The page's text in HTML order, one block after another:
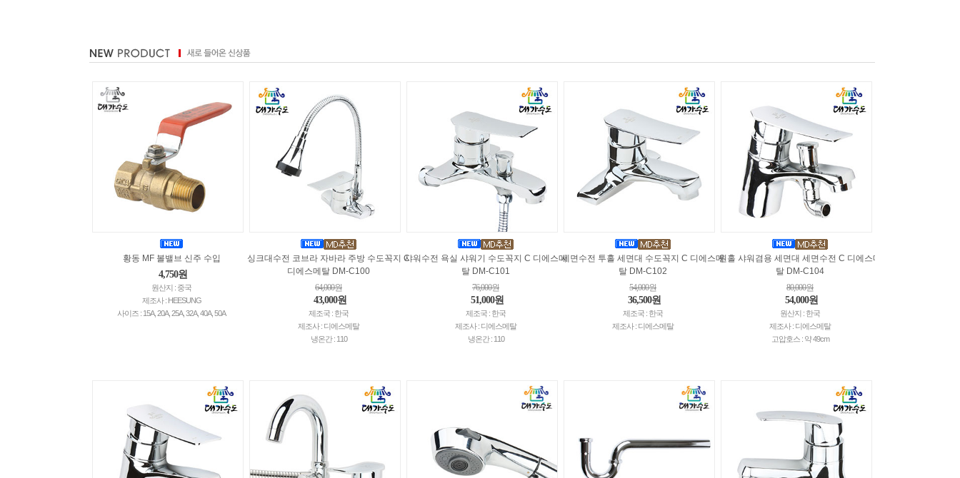
황동 MF 볼밸브 신주 수입
4,750원
원산지 : 중국
제조사 : HEESUNG
사이즈 : 15A, 20A, 25A, 32A, 40A, 50A
싱크대수전 코브라 자바라 주방 수도꼭지 C
디에스메탈 DM-C100
64,000원
43,000원
제조국 : 한국
제조사 : 디에스메탈
냉온간 : 110
샤워수전 욕실 샤워기 수도꼭지 C 디에스메
탈 DM-C101
76,000원
51,000원
제조국 : 한국
제조사 : 디에스메탈
냉온간 : 110
세면수전 투홀 세면대 수도꼭지 C 디에스메
탈 DM-C102
54,000원
36,500원
제조국 : 한국
제조사 : 디에스메탈
원홀 샤워겸용 세면대 세면수전 C 디에스메
탈 DM-C104
80,000원
54,000원
원산지 : 한국
제조사 : 디에스메탈
고압호스 : 약 49cm